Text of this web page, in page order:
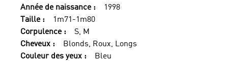
Année de naissance :
1998
Taille :
1m71-1m80
Corpulence :
S, M
Cheveux :
Blonds, Roux, Longs
Couleur des yeux :
Bleu